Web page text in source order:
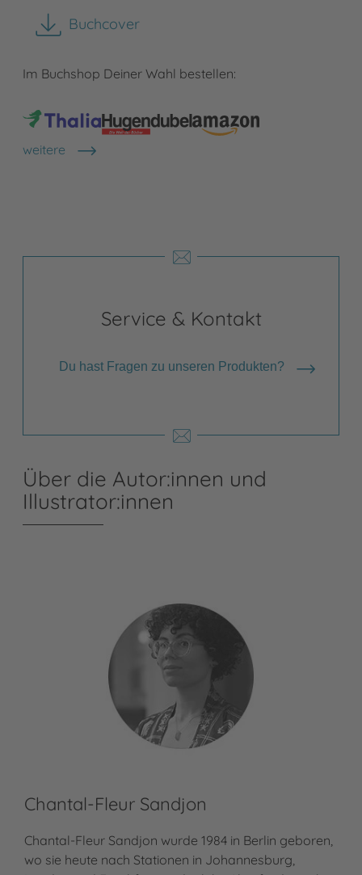
Buchcover
herunterladen
Im Buchshop Deiner Wahl bestellen:
weitere
Shops anzeigen
Service & Kontakt
Du hast Fragen zu unseren Produkten?
Über die Autor:innen und
Illustrator:innen
Chantal-Fleur Sandjon
Chantal-Fleur Sandjon wurde 1984 in Berlin geboren,
wo sie heute nach Stationen in Johannesburg,